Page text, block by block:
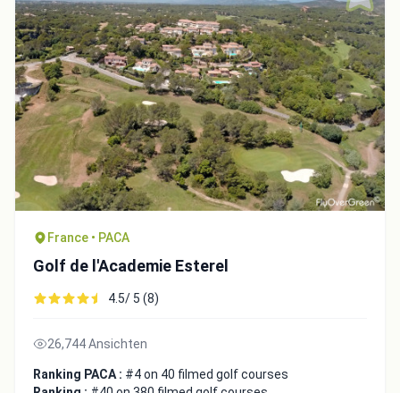
France • PACA
Golf de l'Academie Esterel
4.5/ 5 (8)
26,744 Ansichten
Ranking PACA : #4 on 40 filmed golf courses
Integrate video
Video choice: